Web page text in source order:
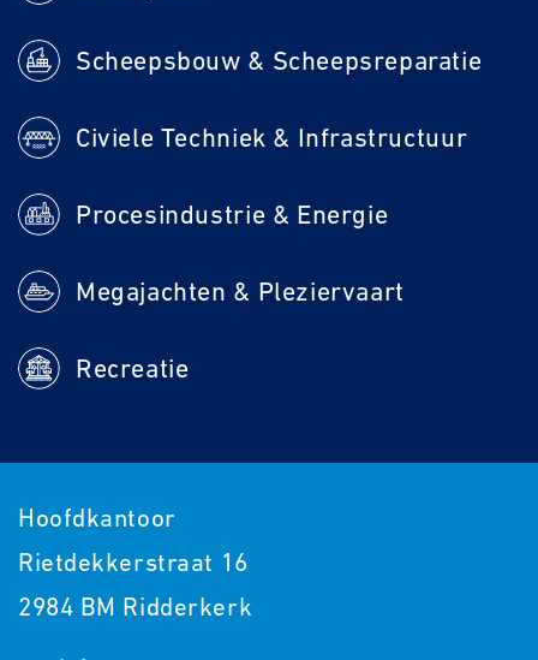
Hoofdkantoor
Rietdekkerstraat 16
2984 BM Ridderkerk
Scheepsbouw & Scheepsreparatie
Civiele Techniek & Infrastructuur
Procesindustrie & Energie
Megajachten & Pleziervaart
Recreatie